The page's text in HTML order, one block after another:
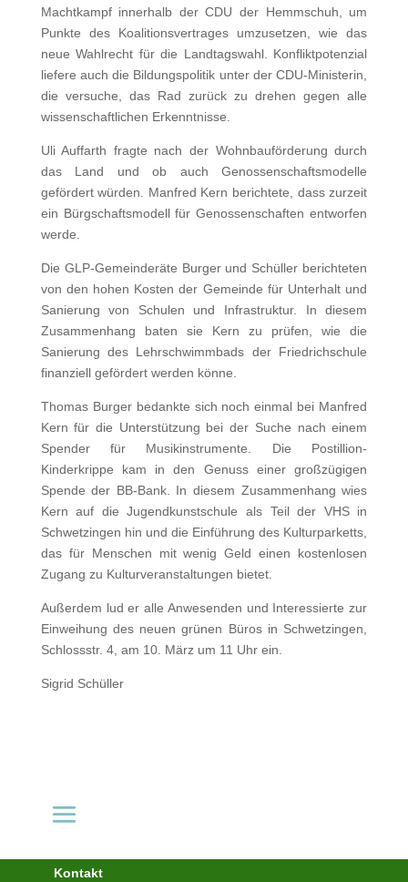
Machtkampf innerhalb der CDU der Hemmschuh, um
Punkte des Koalitionsvertrages umzusetzen, wie das
neue Wahlrecht für die Landtagswahl. Konfliktpotenzial
liefere auch die Bildungspolitik unter der CDU-Ministerin,
die versuche, das Rad zurück zu drehen gegen alle
wissenschaftlichen Erkenntnisse.
Uli Auffarth fragte nach der Wohnbauförderung durch
das Land und ob auch Genossenschaftsmodelle
gefördert würden. Manfred Kern berichtete, dass zurzeit
ein Bürgschaftsmodell für Genossenschaften entworfen
werde.
Die GLP-Gemeinderäte Burger und Schüller berichteten
von den hohen Kosten der Gemeinde für Unterhalt und
Sanierung von Schulen und Infrastruktur. In diesem
Zusammenhang baten sie Kern zu prüfen, wie die
Sanierung des Lehrschwimmbads der Friedrichschule
finanziell gefördert werden könne.
Thomas Burger bedankte sich noch einmal bei Manfred
Kern für die Unterstützung bei der Suche nach einem
Spender für Musikinstrumente. Die Postillion-
Kinderkrippe kam in den Genuss einer großzügigen
Spende der BB-Bank. In diesem Zusammenhang wies
Kern auf die Jugendkunstschule als Teil der VHS in
Schwetzingen hin und die Einführung des Kulturparketts,
das für Menschen mit wenig Geld einen kostenlosen
Zugang zu Kulturveranstaltungen bietet.
Außerdem lud er alle Anwesenden und Interessierte zur
Einweihung des neuen grünen Büros in Schwetzingen,
Schlossstr. 4, am 10. März um 11 Uhr ein.
Sigrid Schüller
Kontakt